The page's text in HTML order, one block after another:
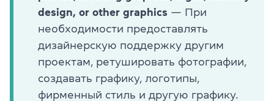
design, or other graphics — При
необходимости предоставлять
дизайнерскую поддержку другим
проектам, ретушировать фотографии,
создавать графику, логотипы,
фирменный стиль и другую графику.